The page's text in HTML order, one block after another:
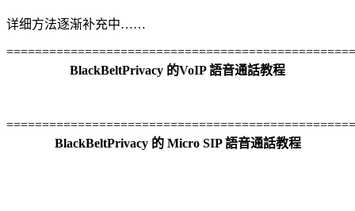
详细方法逐渐补充中……
BlackBeltPrivacy 的VoIP 語音通話教程
BlackBeltPrivacy 的 Micro SIP 語音通話教程